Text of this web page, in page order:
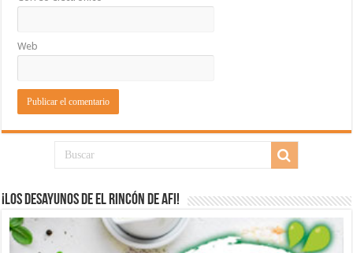
Web
¡Los desayunos de El Rincón de Afi!